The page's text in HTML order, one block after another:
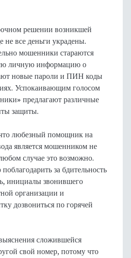
решении возникшей
не все деньги украдены.
мошенники стараются
личную информацию о
новые пароли и ПИН коды
Успокаивающим голосом
предлагают различные
защиты.
любезный помощник на
является мошенником не
случае это возможно.
за бдительность
инициалы звонившего
организации и
дозвониться по горячей
сложившейся
свой номер, потому что